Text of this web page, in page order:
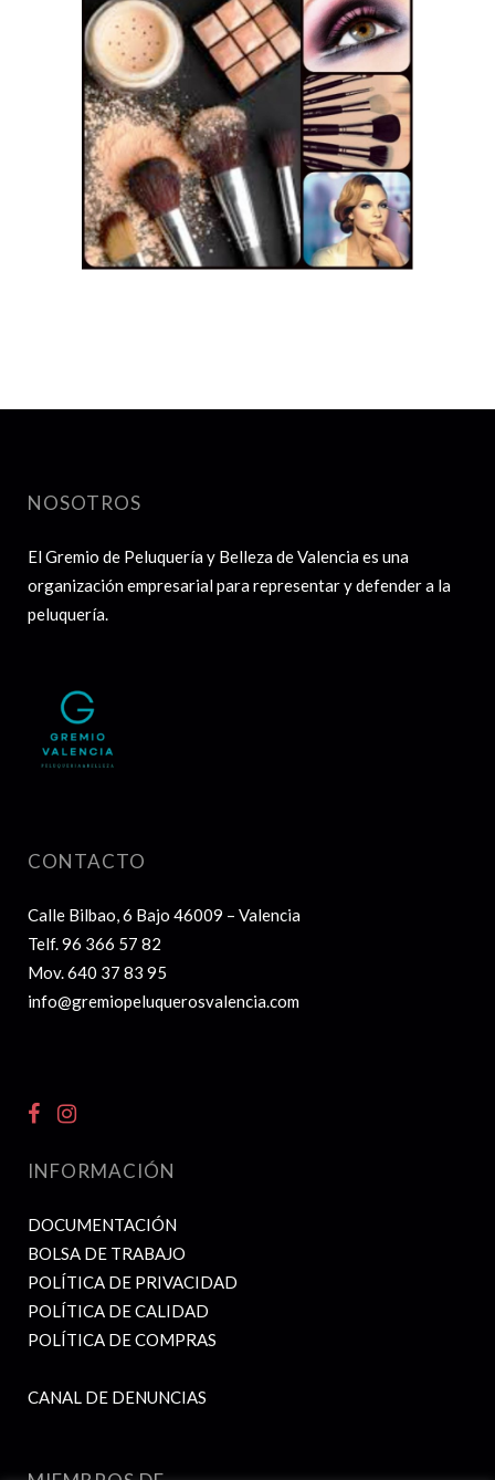
NOSOTROS
El Gremio de Peluquería y Belleza de Valencia es una
organización empresarial para representar y defender a la
peluquería.
CONTACTO
Calle Bilbao, 6 Bajo 46009 – Valencia
Telf.96 366 57 82
Mov.640 37 83 95
info@gremiopeluquerosvalencia.com
INFORMACIÓN
DOCUMENTACIÓN
BOLSA DE TRABAJO
POLÍTICA DE PRIVACIDAD
POLÍTICA DE CALIDAD
POLÍTICA DE COMPRAS
CANAL DE DENUNCIAS